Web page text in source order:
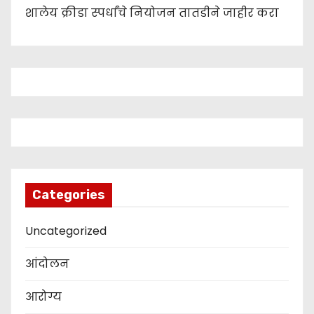
शालेय क्रीडा स्पर्धांचे नियोजन तातडीने जाहीर करा
Categories
Uncategorized
आंदोलन
आरोग्य